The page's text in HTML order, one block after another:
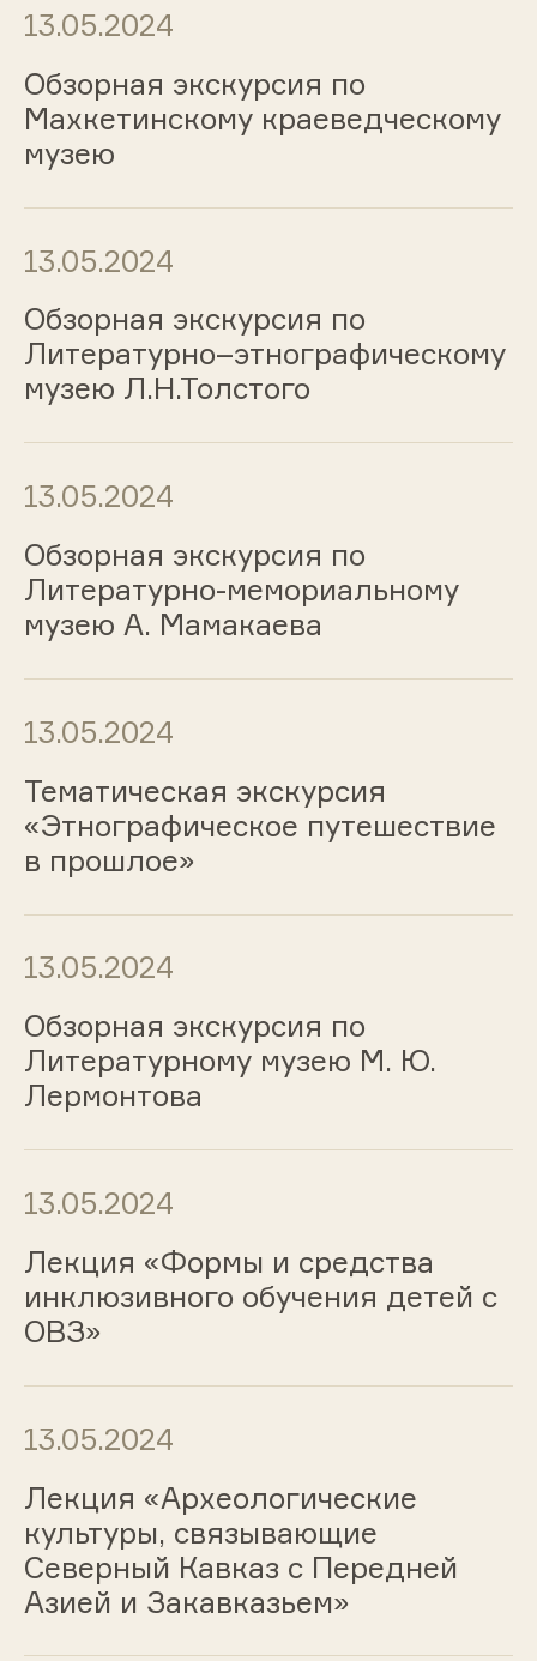
13.05.2024
Обзорная экскурсия по
Махкетинскому краеведческому
музею
13.05.2024
Обзорная экскурсия по
Литературно–этнографическому
музею Л.Н.Толстого
13.05.2024
Обзорная экскурсия по
Литературно-мемориальному
музею А. Мамакаева
13.05.2024
Тематическая экскурсия
«Этнографическое путешествие
в прошлое»
13.05.2024
Обзорная экскурсия по
Литературному музею М. Ю.
Лермонтова
13.05.2024
Лекция «Формы и средства
инклюзивного обучения детей с
ОВЗ»
13.05.2024
Лекция «Археологические
культуры, связывающие
Северный Кавказ с Передней
Азией и Закавказьем»